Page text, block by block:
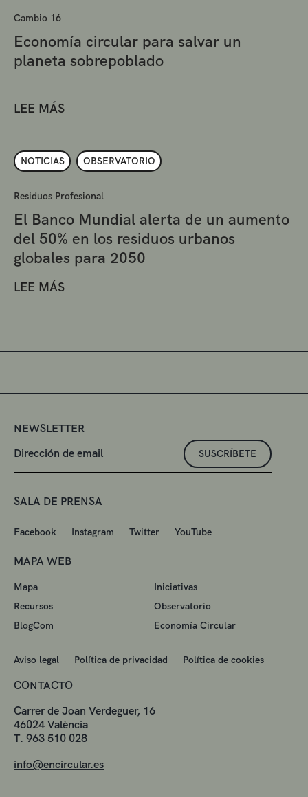
Cambio 16
Economía circular para salvar un
planeta sobrepoblado
LEE MÁS
NOTICIAS OBSERVATORIO
Residuos Profesional
El Banco Mundial alerta de un aumento
del 50% en los residuos urbanos
globales para 2050
LEE MÁS
NEWSLETTER
SUSCRÍBETE
SALA DE PRENSA
Facebook— Instagram —Twitter—YouTube
MAPA WEB
Mapa
Iniciativas
Recursos
Observatorio
BlogCom
Economía Circular
Aviso legal— Política de privacidad — Política de cookies
CONTACTO
Carrer de Joan Verdeguer, 16
46024 València
T. 963 510 028
info@encircular.es